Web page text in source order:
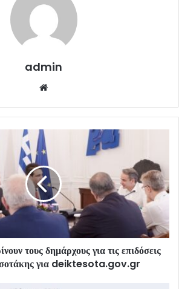
admin
τους δημάρχους για τις επιδόσεις
για deiktesota.gov.gr